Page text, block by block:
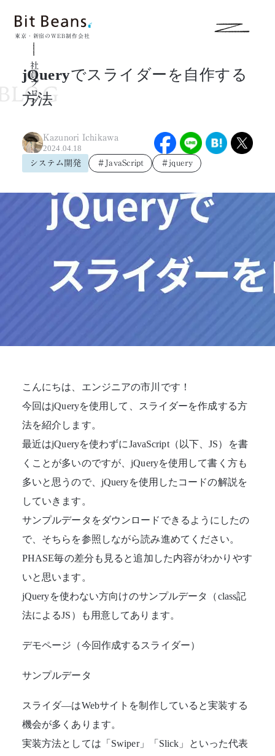
東京・新宿のWEB制作会社
社員ブログ
jQueryでスライダーを自作する
方法
Kazunori Ichikawa
2024.04.18
システム開発
＃JavaScript ＃jquery
こんにちは、エンジニアの市川です！
今回はjQueryを使用して、スライダーを作成する方
法を紹介します。
最近はjQueryを使わずにJavaScript（以下、JS）を書
くことが多いのですが、jQueryを使用して書く方も
多いと思うので、jQueryを使用したコードの解説を
していきます。
サンプルデータをダウンロードできるようにしたの
で、そちらを参照しながら読み進めてください。
PHASE毎の差分も見ると追加した内容がわかりやす
いと思います。
jQueryを使わない方向けのサンプルデータ（class記
法によるJS）も用意してあります。
デモページ（今回作成するスライダー）
サンプルデータ
スライダ―はWebサイトを制作していると実装する
機会が多くあります。
実装方法としては「 Swiper」「 Slick 」といった代表